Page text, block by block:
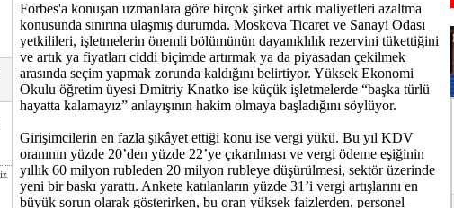
Forbes'a konuşan uzmanlara göre birçok şirket artık maliyetleri azaltma
konusunda sınırına ulaşmış durumda. Moskova Ticaret ve Sanayi Odası
yetkilileri, işletmelerin önemli bölümünün dayanıklılık rezervini tükettiğini
ve artık ya fiyatları ciddi biçimde artırmak ya da piyasadan çekilmek
arasında seçim yapmak zorunda kaldığını belirtiyor. Yüksek Ekonomi
Okulu öğretim üyesi Dmitriy Knatko ise küçük işletmelerde “başka türlü
hayatta kalamayız” anlayışının hakim olmaya başladığını söylüyor.
Girişimcilerin en fazla şikâyet ettiği konu ise vergi yükü. Bu yıl KDV
oranının yüzde 20’den yüzde 22’ye çıkarılması ve vergi ödeme eşiğinin
yıllık 60 milyon rubleden 20 milyon rubleye düşürülmesi, sektör üzerinde
yeni bir baskı yarattı. Ankete katılanların yüzde 31’i vergi artışlarını en
büyük sorun olarak gösterirken, bu oran yüksek faizlerden, personel